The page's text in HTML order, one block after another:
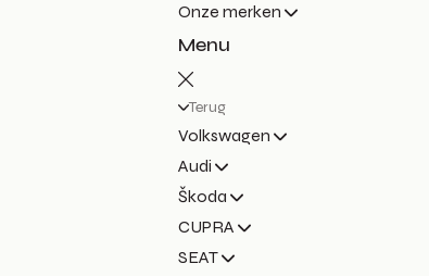
Onze merken
Menu
Terug
Volkswagen
Audi
Škoda
CUPRA
SEAT